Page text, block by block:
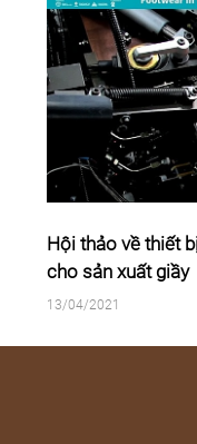
Giày thay đổi màu
29/03/2021